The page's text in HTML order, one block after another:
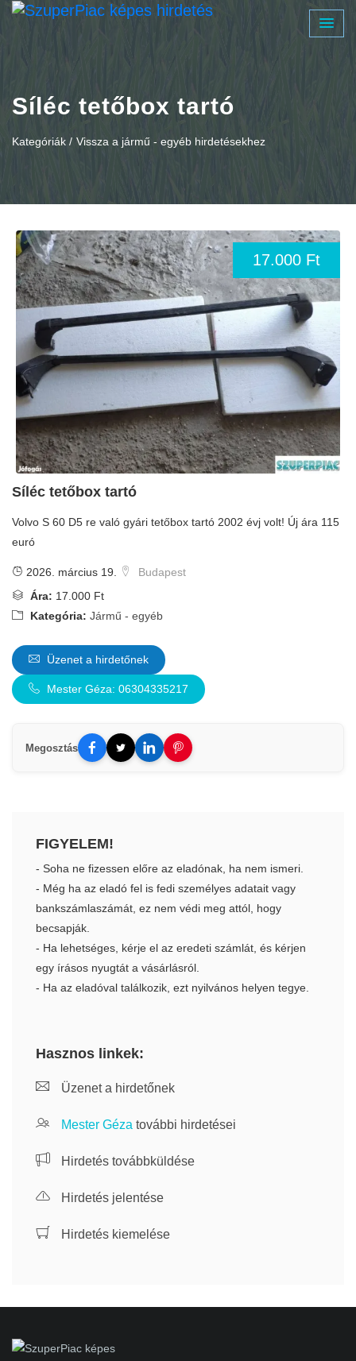
Síléc tetőbox tartó
Kategóriák / Vissza a jármű - egyéb hirdetésekhez
17.000 Ft
Síléc tetőbox tartó
Volvo S 60 D5 re való gyári tetőbox tartó 2002 évj volt! Új ára 115
euró
2026. március 19.
Budapest
Ára: 17.000 Ft
Kategória: Jármű - egyéb
Üzenet a hirdetőnek
Mester Géza: 06304335217
Megosztás
FIGYELEM!
- Soha ne fizessen előre az eladónak, ha nem ismeri.
- Még ha az eladó fel is fedi személyes adatait vagy
bankszámlaszámát, ez nem védi meg attól, hogy
becsapják.
- Ha lehetséges, kérje el az eredeti számlát, és kérjen
egy írásos nyugtát a vásárlásról.
- Ha az eladóval találkozik, ezt nyilvános helyen tegye.
Hasznos linkek:
Üzenet a hirdetőnek
Mester Géza további hirdetései
Hirdetés továbbküldése
Hirdetés jelentése
Hirdetés kiemelése